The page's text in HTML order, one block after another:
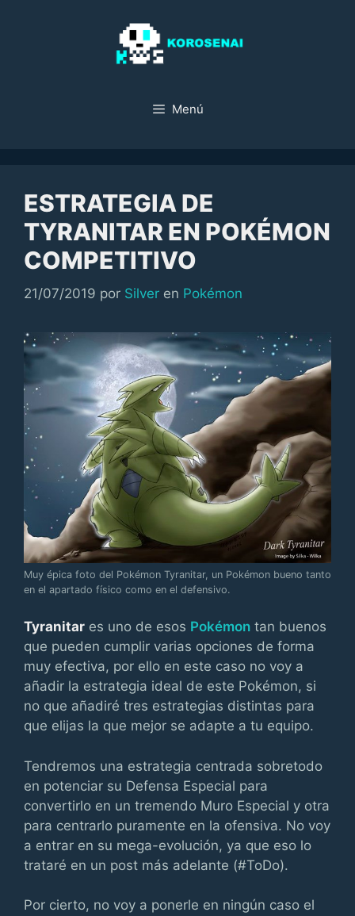
Menú
ESTRATEGIA DE
TYRANITAR EN POKÉMON
COMPETITIVO
21/07/2019 por Silver en Categorías
Pokémon
Muy épica foto del Pokémon Tyranitar, un Pokémon bueno tanto
en el apartado físico como en el defensivo.
Tyranitar es uno de esos Pokémon tan buenos
que pueden cumplir varias opciones de forma
muy efectiva, por ello en este caso no voy a
añadir la estrategia ideal de este Pokémon, si
no que añadiré tres estrategias distintas para
que elijas la que mejor se adapte a tu equipo.
Tendremos una estrategia centrada sobretodo
en potenciar su Defensa Especial para
convertirlo en un tremendo Muro Especial y otra
para centrarlo puramente en la ofensiva. No voy
a entrar en su mega-evolución, ya que eso lo
trataré en un post más adelante (#ToDo).
Por cierto, no voy a ponerle en ningún caso el